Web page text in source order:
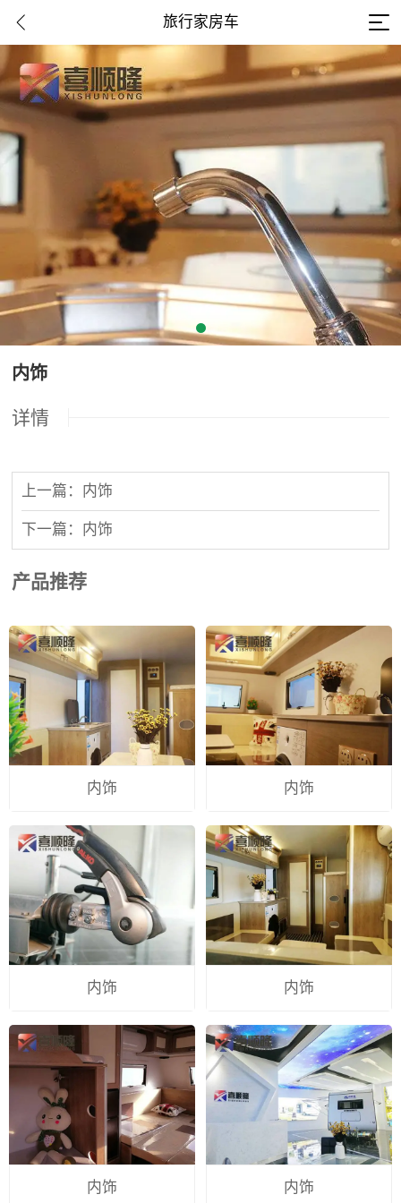
旅行家房车
内饰
详情
上一篇：内饰
下一篇：内饰
产品推荐
内饰 内饰
内饰 内饰
内饰 内饰